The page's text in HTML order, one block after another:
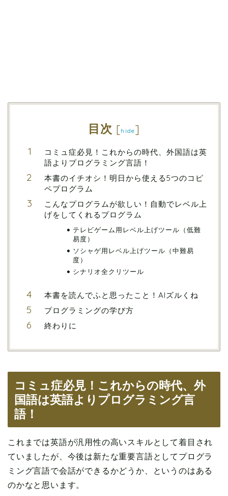
目次 [hide]
コミュ症必見！これからの時代、外国語は英
語よりプログラミング言語！
本書のイチオシ！明日から使える5つのコピ
ペプログラム
こんなプログラムが欲しい！自動でレベル上
げをしてくれるプログラム
テレビゲーム用レベル上げツール（低難
易度）
ソシャゲ用レベル上げツール（中難易
度）
シナリオ全クリツール
本書を読んでふと思ったこと！AIズルくね
プログラミングの学び方
終わりに
コミュ症必見！これからの時代、外
国語は英語よりプログラミング言
語！
これまでは英語が汎用性の高いスキルとして着目され
ていましたが、今後は新たな重要言語としてプログラ
ミング言語で会話ができるかどうか、というのはある
のかなと思います。